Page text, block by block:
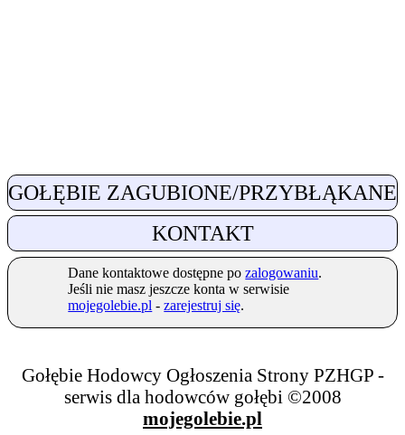
GOŁĘBIE ZAGUBIONE/PRZYBŁĄKANE
KONTAKT
Dane kontaktowe dostępne pozalogowaniu.
Jeśli nie masz jeszcze konta w serwisie
mojegolebie.pl -zarejestruj się.
Gołębie Hodowcy Ogłoszenia Strony PZHGP -
serwis dla hodowców gołębi ©2008
mojegolebie.pl